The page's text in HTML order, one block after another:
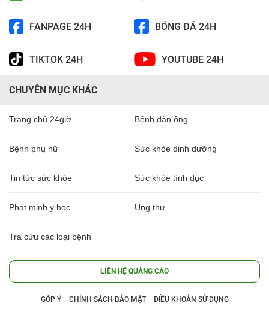
FANPAGE 24H BÓNG ĐÁ 24H
TIKTOK 24H YOUTUBE 24H
CHUYÊN MỤC KHÁC
Trang chủ 24giờ Bệnh đàn ông
Bệnh phụ nữ Sức khỏe dinh dưỡng
Tin tức sức khỏe Sức khỏe tình dục
Phát minh y học Ung thư
Tra cứu các loại bệnh
LIÊN HỆ QUẢNG CÁO
GÓP Ý CHÍNH SÁCH BẢO MẬT ĐIỀU KHOẢN SỬ DỤNG